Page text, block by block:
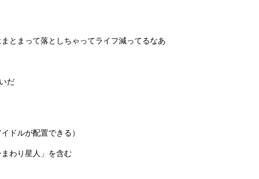
とまって落としちゃってライフ減ってるなあ
だ
ドルが配置できる）
わり星人」を含む